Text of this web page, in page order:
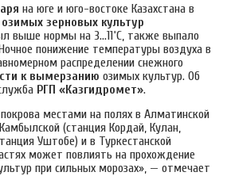
на юге и юго-востоке Казахстана в
озимых зерновых культур
выше нормы на 3…11˚С, также выпало
понижение температуры воздуха в
распределении снежного
к вымерзанию озимых культур. Об
РГП «Казгидромет».
местами на полях в Алматинской
(станция Кордай, Кулан,
Уштобе) и в Туркестанской
может повлиять на прохождение
при сильных морозах», — отмечает